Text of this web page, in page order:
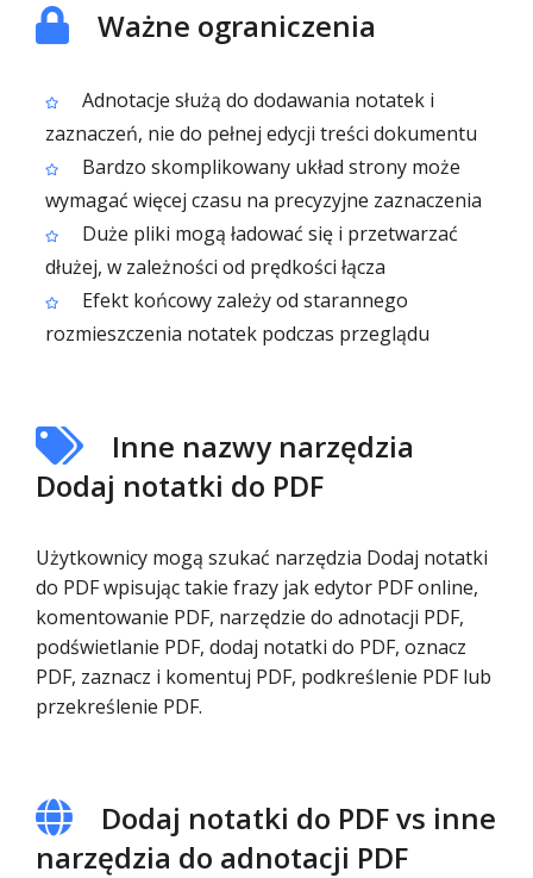
Ważne ograniczenia
Adnotacje służą do dodawania notatek i
zaznaczeń, nie do pełnej edycji treści dokumentu
Bardzo skomplikowany układ strony może
wymagać więcej czasu na precyzyjne zaznaczenia
Duże pliki mogą ładować się i przetwarzać
dłużej, w zależności od prędkości łącza
Efekt końcowy zależy od starannego
rozmieszczenia notatek podczas przeglądu
Inne nazwy narzędzia
Dodaj notatki do PDF
Użytkownicy mogą szukać narzędzia Dodaj notatki
do PDF wpisując takie frazy jak edytor PDF online,
komentowanie PDF, narzędzie do adnotacji PDF,
podświetlanie PDF, dodaj notatki do PDF, oznacz
PDF, zaznacz i komentuj PDF, podkreślenie PDF lub
przekreślenie PDF.
Dodaj notatki do PDF vs inne
narzędzia do adnotacji PDF